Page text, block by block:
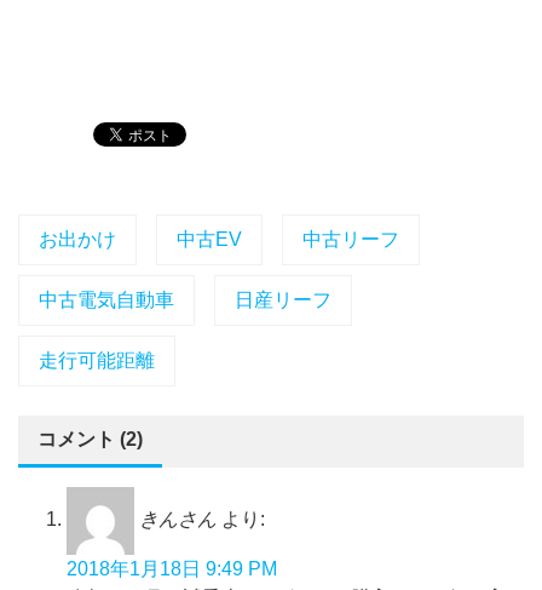
お出かけ 中古EV 中古リーフ
中古電気自動車 日産リーフ
走行可能距離
コメント (2)
きんさん より:
2018年1月18日 9:49 PM